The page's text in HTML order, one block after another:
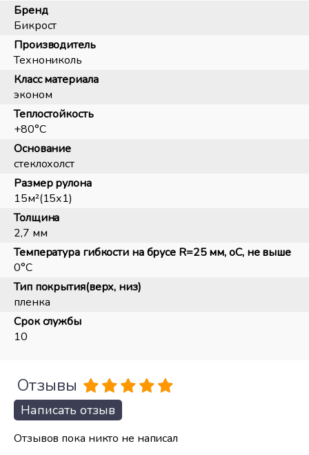
Бренд
Бикрост
Производитель
Технониколь
Класс материала
эконом
Теплостойкость
+80°С
Основание
стеклохолст
Размер рулона
15м²(15х1)
Толщина
2,7 мм
Температура гибкости на брусе R=25 мм, оС, не выше
0°С
Тип покрытия(верх, низ)
пленка
Срок службы
10
Отзывы
Написать отзыв
Отзывов пока никто не написал